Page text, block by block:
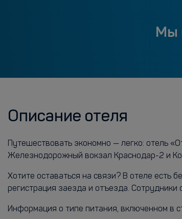
Мы
Описание отеля
Путешествовать экономно — легко: отель
Железнодорожный вокзал Краснодар-2 и
Хотите оставаться на связи? В отеле есть
регистрация заезда и отъезда.
Информация о типе питания, включенном в